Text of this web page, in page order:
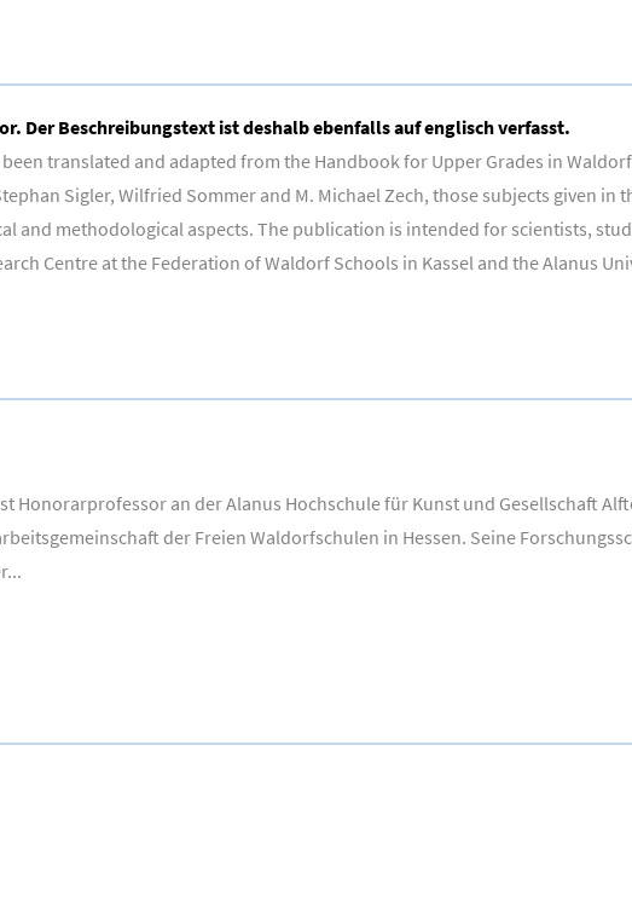
Der Beschreibungstext ist deshalb ebenfalls auf englisch verfasst.
been translated and adapted from the Handbook for Upper Grades in
Sigler, Wilfried Sommer and M. Michael Zech, those subjects given in
and methodological aspects. The publication is intended for scientists,
Centre at the Federation of Waldorf Schools in Kassel and the Alanus
Honorarprofessor an der Alanus Hochschule für Kunst und Gesellschaft
der Freien Waldorfschulen in Hessen. Seine